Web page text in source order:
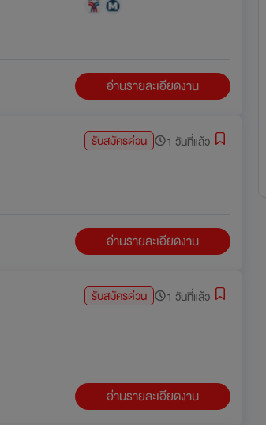
อ่านรายละเอียดงาน
รับสมัครด่วน 1 วันที่แล้ว
อ่านรายละเอียดงาน
รับสมัครด่วน 1 วันที่แล้ว
อ่านรายละเอียดงาน